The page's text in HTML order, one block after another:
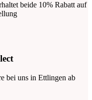
beide 10% Rabatt auf
bei uns in Ettlingen ab